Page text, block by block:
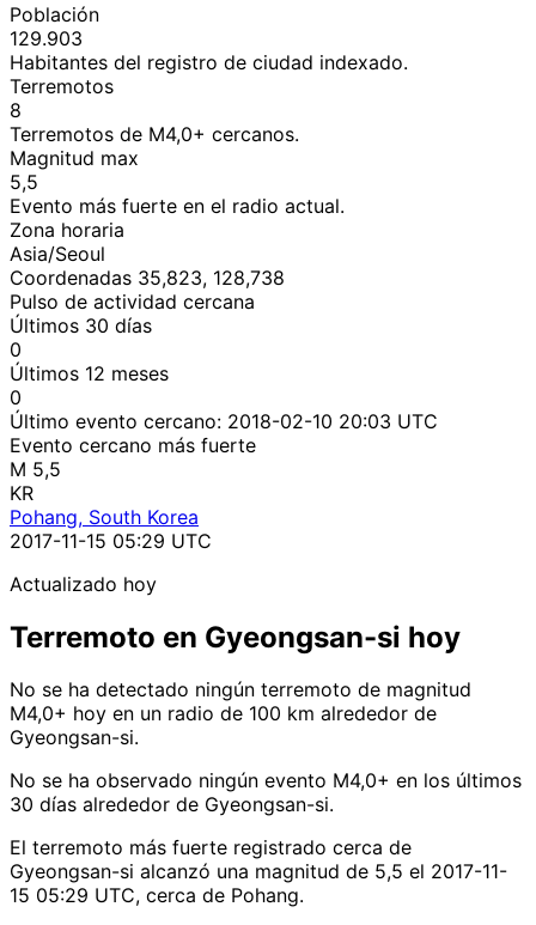
Población
129.903
Habitantes del registro de ciudad indexado.
Terremotos
8
Terremotos de M4,0+ cercanos.
Magnitud max
5,5
Evento más fuerte en el radio actual.
Zona horaria
Asia/Seoul
Coordenadas 35,823, 128,738
Pulso de actividad cercana
Últimos 30 días
0
Últimos 12 meses
0
Último evento cercano: 2018-02-10 20:03 UTC
Evento cercano más fuerte
M 5,5
KR
Pohang, South Korea
2017-11-15 05:29 UTC
Actualizado hoy
Terremoto en Gyeongsan-si hoy
No se ha detectado ningún terremoto de magnitud
M4,0+ hoy en un radio de 100 km alrededor de
Gyeongsan-si.
No se ha observado ningún evento M4,0+ en los últimos
30 días alrededor de Gyeongsan-si.
El terremoto más fuerte registrado cerca de
Gyeongsan-si alcanzó una magnitud de 5,5 el 2017-11-
15 05:29 UTC, cerca de Pohang.